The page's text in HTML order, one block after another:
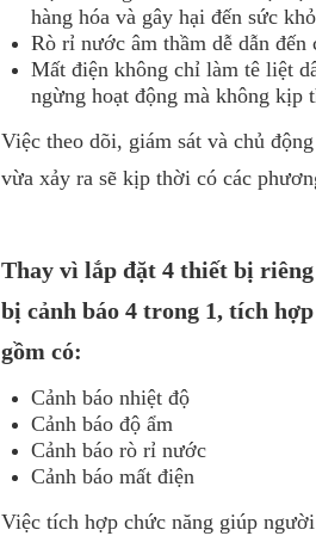
hàng hóa và gây hại đến sức
Rò rỉ nước âm thầm dễ dẫn đến
Mất điện không chỉ làm tê liệt
ngừng hoạt động mà không kịp
Việc theo dõi, giám sát và chủ
vừa xảy ra sẽ kịp thời có các
Thay vì lắp đặt 4 thiết bị
bị cảnh báo 4 trong 1, tích
gồm có:
Cảnh báo nhiệt độ
Cảnh báo độ ẩm
Cảnh báo rò rỉ nước
Cảnh báo mất điện
Việc tích hợp chức năng giúp